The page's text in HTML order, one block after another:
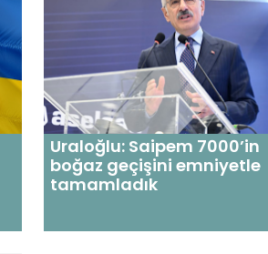
Uraloğlu: Saipem 7000’in
boğaz geçişini emniyetle
tamamladık